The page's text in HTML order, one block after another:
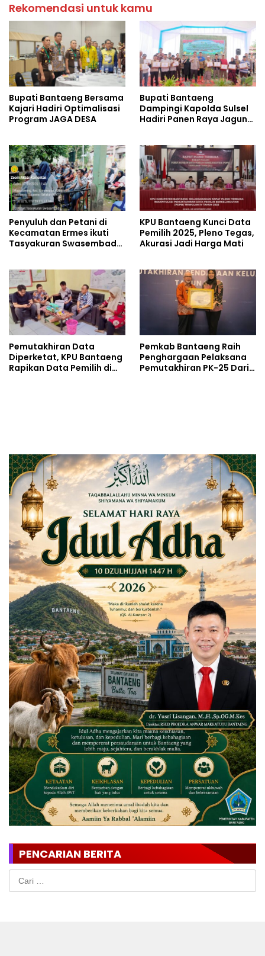
Rekomendasi untuk kamu
Bupati Bantaeng Bersama
Kajari Hadiri Optimalisasi
Program JAGA DESA
Bupati Bantaeng
Dampingi Kapolda Sulsel
Hadiri Panen Raya Jagung
Penyuluh dan Petani di
Kecamatan Ermes ikuti
Tasyakuran Swasembada
KPU Bantaeng Kunci Data
Pemilih 2025, Pleno Tegas,
Akurasi Jadi Harga Mati
Pemutakhiran Data
Diperketat, KPU Bantaeng
Rapikan Data Pemilih di
Pemkab Bantaeng Raih
Penghargaan Pelaksana
Pemutakhiran PK-25 Dari
PENCARIAN BERITA
Cari
untuk: